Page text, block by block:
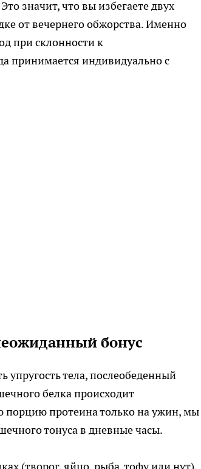
значит, что вы избегаете двух
от вечернего обжорства. Именно
при склонности к
принимается индивидуально с
бонус
упругость тела, послеобеденный
белка происходит
порцию протеина только на ужин, мы
тонуса в дневные часы.